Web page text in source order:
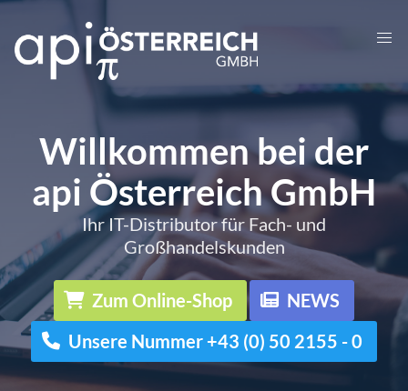
Willkommen bei der
api Österreich GmbH
Ihr IT-Distributor für Fach- und
Großhandelskunden
Zum Online-Shop
NEWS
Unsere Nummer +43 (0) 50 2155 - 0